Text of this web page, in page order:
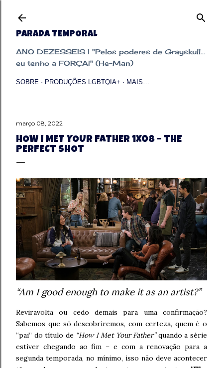
PARADA TEMPORAL
ANO DEZESSEIS | "Pelos poderes de Grayskull...
eu tenho a FORÇA!" (He-Man)
SOBRE PRODUÇÕES LGBTQIA+ MAIS…
março 08, 2022
HOW I MET YOUR FATHER 1X08 – THE
PERFECT SHOT
“Am I good enough to make it as an artist?”
Reviravolta ou cedo demais para uma confirmação?
Sabemos que só descobriremos, com certeza, quem é o
“pai” do título de “How I Met Your Father”quando a série
estiver chegando ao fim – e com a renovação para a
segunda temporada, no mínimo, isso não deve acontecer